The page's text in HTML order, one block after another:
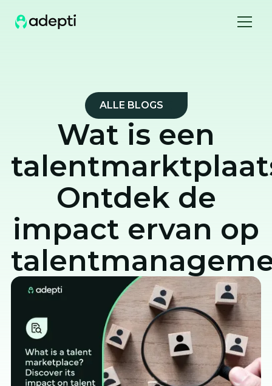
ALLE BLOGS
Wat is een
Ontdek de
impact ervan op